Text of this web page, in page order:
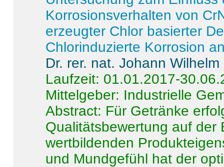
Korrosionsverhalten von
erzeugter Chlor basierter
Chlorinduzierte Korrosion
Dr. rer. nat. Johann
Laufzeit: 01.01.2017-
Mittelgeber: Industrielle
Abstract: Für Getränke
Qualitätsbewertung auf der
wertbildenden
und Mundgefühl hat der